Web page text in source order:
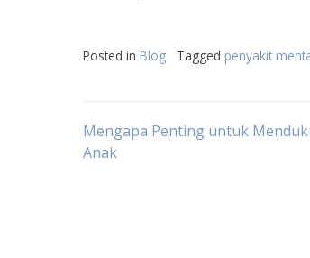
Posted in Blog Tagged penyakit
Post
Mengapa Penting untuk
Anak